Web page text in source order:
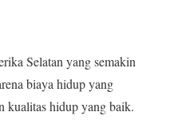
Selatan yang semakin
biaya hidup yang
kualitas hidup yang baik.